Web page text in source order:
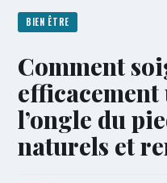
BIEN ÊTRE
Comment
efficacement
l’ongle du
naturels et